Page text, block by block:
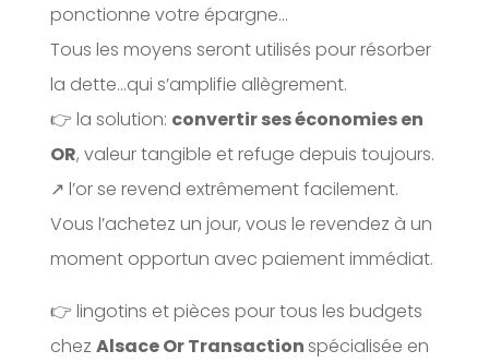
ponctionne votre épargne…
Tous les moyens seront utilisés pour résorber
la dette…qui s’amplifie allègrement.
👉 la solution: convertir ses économies en
OR, valeur tangible et refuge depuis toujours.
↗️ l’or se revend extrêmement facilement.
Vous l’achetez un jour, vous le revendez à un
moment opportun avec paiement immédiat.
👉 lingotins et pièces pour tous les budgets
chez Alsace Or Transactionspécialisée en